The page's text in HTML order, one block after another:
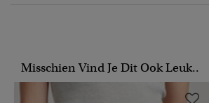
Misschien Vind Je Dit Ook Leuk..